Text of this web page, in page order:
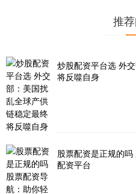
推
炒股配资平台选 外
将反噬自身
股票配资是正规的
配资平台